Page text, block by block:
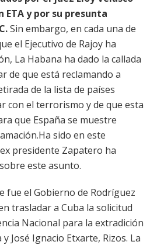
ETA y por su presunta
Sin embargo, en cada una de
el Ejecutivo de Rajoy ha
La Habana ha dado la callada
de que está reclamando a
de la lista de países
con el terrorismo y de que esta
que España se muestre
sido en este
presidente Zapatero ha
este asunto.
fue el Gobierno de Rodríguez
trasladar a Cuba la solicitud
Nacional para la extradición
José Ignacio Etxarte, Rizos. La